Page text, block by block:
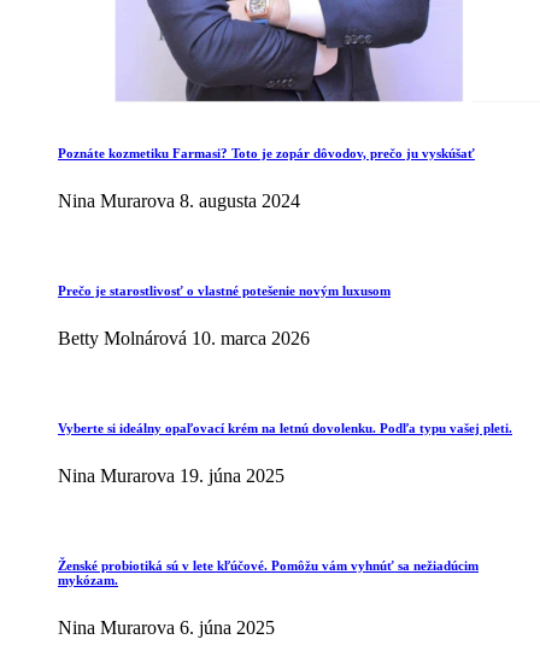
Poznáte kozmetiku Farmasi? Toto je zopár dôvodov, prečo ju vyskúšať
Nina Murarova 8. augusta 2024
Prečo je starostlivosť o vlastné potešenie novým luxusom
Betty Molnárová 10. marca 2026
Vyberte si ideálny opaľovací krém na letnú dovolenku. Podľa typu vašej pleti.
Nina Murarova 19. júna 2025
Ženské probiotiká sú v lete kľúčové. Pomôžu vám vyhnúť sa nežiadúcim
mykózam.
Nina Murarova 6. júna 2025